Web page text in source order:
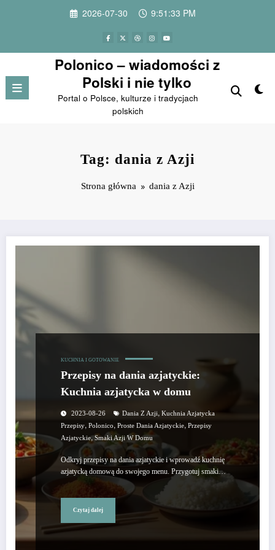
2026-07-30 9:51:33 PM
Polonico – wiadomości z
Polski i nie tylko
Portal o Polsce, kulturze i tradycjach
polskich
Tag: dania z Azji
Strona główna dania z Azji
KUCHNIA I GOTOWANIE
Przepisy na dania azjatyckie:
Kuchnia azjatycka w domu
2023-08-26 Dania Z Azji, Kuchnia Azjatycka
Przepisy, Polonico, Proste Dania Azjatyckie, Przepisy
Azjatyckie,Smaki Azji W Domu
Odkryj przepisy na dania azjatyckie i wprowadź kuchnię
azjatycką domową do swojego menu. Przygotuj smaki…
Czytaj dalej